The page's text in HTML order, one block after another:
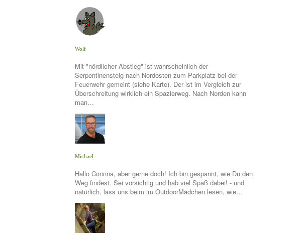
Wolf
Mit "nördlicher Abstieg" ist wahrscheinlich der
Serpentinensteig nach Nordosten zum Parkplatz bei der
Feuerwehr gemeint (siehe Karte). Der ist im Vergleich zur
Überschreitung wirklich ein Spazierweg. Nach Norden kann
man…
Michael
Hallo Corinna, aber gerne doch! Ich bin gespannt, wie Du den
Weg findest. Sei vorsichtig und hab viel Spaß dabei! - und
natürlich, lass uns beim im OutdoorMädchen lesen, wie…